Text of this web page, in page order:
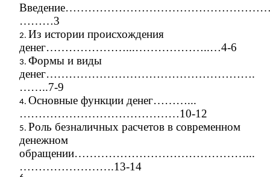
………3
Из истории происхождения
денег…………………...………………..…4-6
Формы и виды
денег……………………………………………….
……..7-9
Основные функции денег………...
……………………………………10-12
Роль безналичных расчетов в современном
денежном
обращении………………………………………...
…………………….13-14